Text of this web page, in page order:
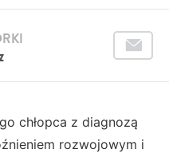
chłopca z diagnozą
rozwojowym i